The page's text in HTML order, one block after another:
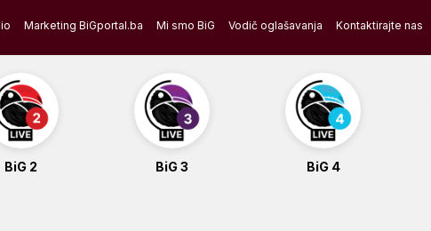
Marketing BiGportal.ba Mi smo BiG Vodič oglašavanja Kontaktirajte nas
BiG 2 BiG 3 BiG 4